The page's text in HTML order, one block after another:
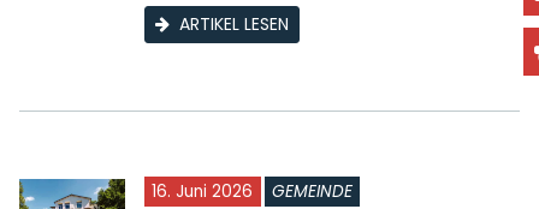
ARTIKEL LESEN
16. Juni 2026 GEMEINDE